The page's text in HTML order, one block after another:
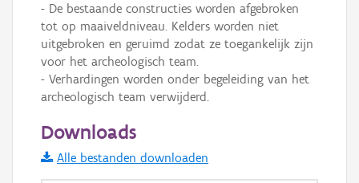
+ −
Basis Lagen
- De bestaande constructies worden afgebroken
tot op maaiveldniveau. Kelders worden niet
uitgebroken en geruimd zodat ze toegankelijk zijn
voor het archeologisch team.
- Verhardingen worden onder begeleiding van het
archeologisch team verwijderd.
Downloads
Alle bestanden downloaden